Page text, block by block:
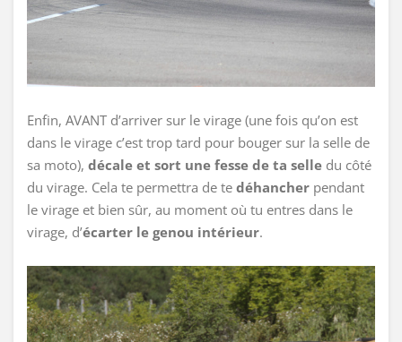
Enfin, AVANT d’arriver sur le virage (une fois qu’on est
dans le virage c’est trop tard pour bouger sur la selle de
sa moto), décale et sort une fesse de ta selle du côté
du virage. Cela te permettra de te déhancher pendant
le virage et bien sûr, au moment où tu entres dans le
virage, d’écarter le genou intérieur.